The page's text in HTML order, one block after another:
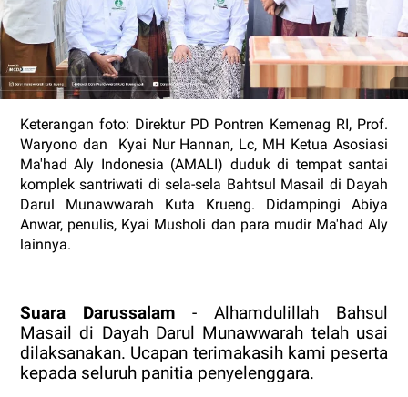
Keterangan foto: Direktur PD Pontren Kemenag RI, Prof.
Waryono dan Kyai Nur Hannan, Lc, MH Ketua Asosiasi
Ma'had Aly Indonesia (AMALI) duduk di tempat santai
komplek santriwati di sela-sela Bahtsul Masail di Dayah
Darul Munawwarah Kuta Krueng. Didampingi Abiya
Anwar, penulis, Kyai Musholi dan para mudir Ma'had Aly
lainnya.
Suara Darussalam - Alhamdulillah Bahsul
Masail di Dayah Darul Munawwarah telah usai
dilaksanakan. Ucapan terimakasih kami peserta
kepada seluruh panitia penyelenggara.